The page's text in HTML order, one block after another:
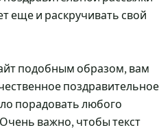
еще и раскручивать свой
подобным образом, вам
поздравительное
порадовать любого
важно, чтобы текст